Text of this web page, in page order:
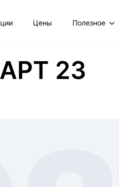
Цены Полезное
23